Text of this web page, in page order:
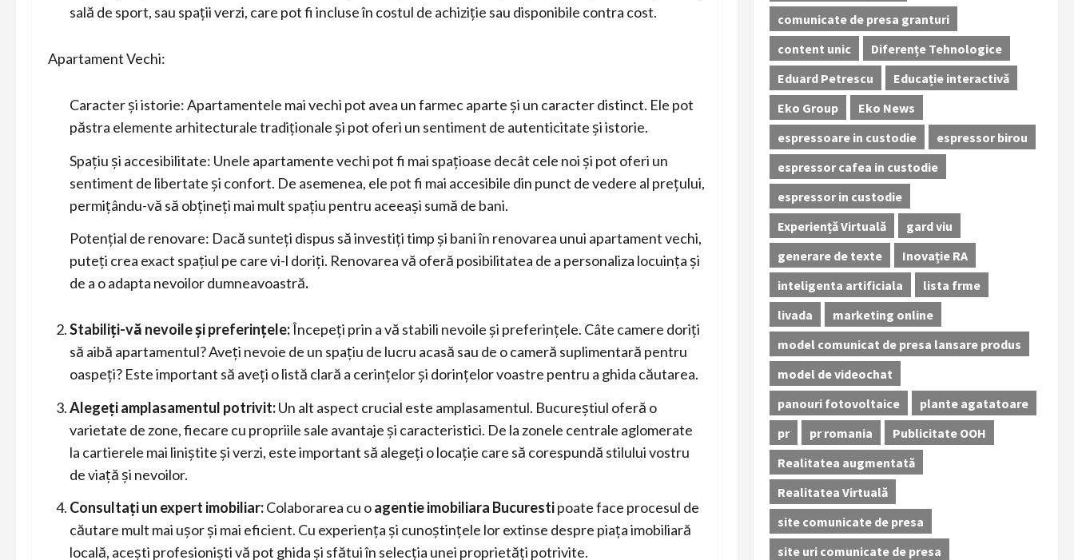
sală de sport, sau spații verzi, care pot fi incluse în costul de achiziție sau disponibile contra cost.
Apartament Vechi:
Caracter și istorie: Apartamentele mai vechi pot avea un farmec aparte și un caracter distinct. Ele pot
păstra elemente arhitecturale tradiționale și pot oferi un sentiment de autenticitate și istorie.
Spațiu și accesibilitate: Unele apartamente vechi pot fi mai spațioase decât cele noi și pot oferi un
sentiment de libertate și confort. De asemenea, ele pot fi mai accesibile din punct de vedere al prețului,
permițându-vă să obțineți mai mult spațiu pentru aceeași sumă de bani.
Potențial de renovare: Dacă sunteți dispus să investiți timp și bani în renovarea unui apartament vechi,
puteți crea exact spațiul pe care vi-l doriți. Renovarea vă oferă posibilitatea de a personaliza locuința și
de a o adapta nevoilor dumneavoastră.
Stabiliți-vă nevoile și preferințele:Începeți prin a vă stabili nevoile și preferințele. Câte camere doriți
să aibă apartamentul? Aveți nevoie de un spațiu de lucru acasă sau de o cameră suplimentară pentru
oaspeți? Este important să aveți o listă clară a cerințelor și dorințelor voastre pentru a ghida căutarea.
Alegeți amplasamentul potrivit:Un alt aspect crucial este amplasamentul. Bucureștiul oferă o
varietate de zone, fiecare cu propriile sale avantaje și caracteristici. De la zonele centrale aglomerate
la cartierele mai liniștite și verzi, este important să alegeți o locație care să corespundă stilului vostru
de viață și nevoilor.
Consultați un expert imobiliar:Colaborarea cu oagentie imobiliara Bucurestipoate face procesul de
căutare mult mai ușor și mai eficient. Cu experiența și cunoștințele lor extinse despre piața imobiliară
locală, acești profesioniști vă pot ghida și sfătui în selecția unei proprietăți potrivite.
comunicate de presa granturi
content unic
Diferențe Tehnologice
Eduard Petrescu
Educație interactivă
Eko Group
Eko News
espressoare in custodie
espressor birou
espressor cafea in custodie
espressor in custodie
Experiență Virtuală
gard viu
generare de texte
Inovație RA
inteligenta artificiala
lista frme
livada
marketing online
model comunicat de presa lansare produs
model de videochat
panouri fotovoltaice
plante agatatoare
pr
pr romania
Publicitate OOH
Realitatea augmentată
Realitatea Virtuală
site comunicate de presa
site uri comunicate de presa